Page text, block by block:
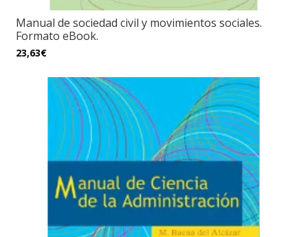
Manual de sociedad civil y movimientos sociales.
Formato eBook.
23,63€